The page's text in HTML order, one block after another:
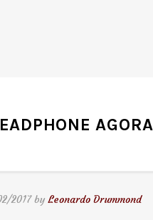
2017 byLeonardo Drummond